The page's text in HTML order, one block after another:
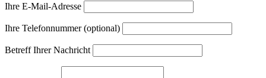
Ihre E-Mail-Adresse
Ihre Telefonnummer (optional)
Betreff Ihrer Nachricht